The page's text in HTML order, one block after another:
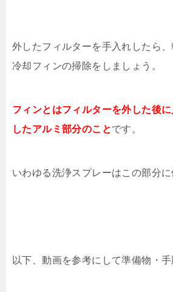
外したフィルターを手入れしたら
冷却フィンの掃除をしましょう。
フィンとはフィルターを外した後
したアルミ部分のことです。
いわゆる洗浄スプレーはこの部分に
以下、動画を参考にして準備物・手